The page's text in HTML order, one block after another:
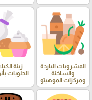
المشروبات الباردة
والساخنة
ومركزات الموهيتو
زينة
الحلويات